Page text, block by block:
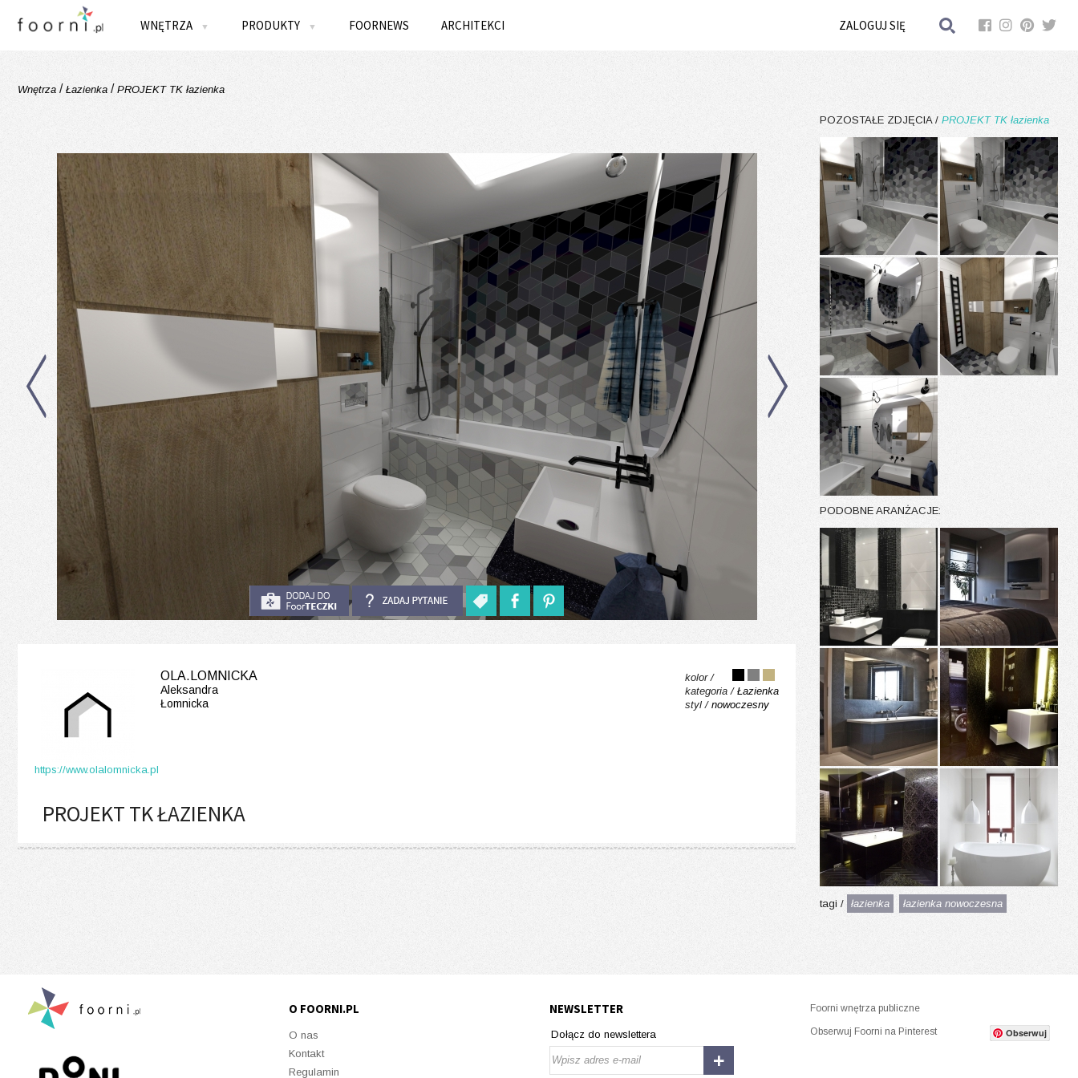
WNĘTRZA ▼ PRODUKTY ▼ FOORNEWS ARCHITEKCI ZALOGUJ SIĘ
Wnętrza / Łazienka / PROJEKT TK łazienka
POZOSTAŁE ZDJĘCIA / PROJEKT TK łazienka
PODOBNE ARANŻACJE:
tagi / łazienka łazienka nowoczesna
OLA.LOMNICKA
Aleksandra
Łomnicka
https://www.olalomnicka.pl
kolor /
kategoria / Łazienka
styl / nowoczesny
PROJEKT TK ŁAZIENKA
O FOORNI.PL
O nas
Kontakt
Regulamin
NEWSLETTER
Dołącz do newslettera
Foorni wnętrza publiczne
Obserwuj Foorni na Pinterest Obserwuj